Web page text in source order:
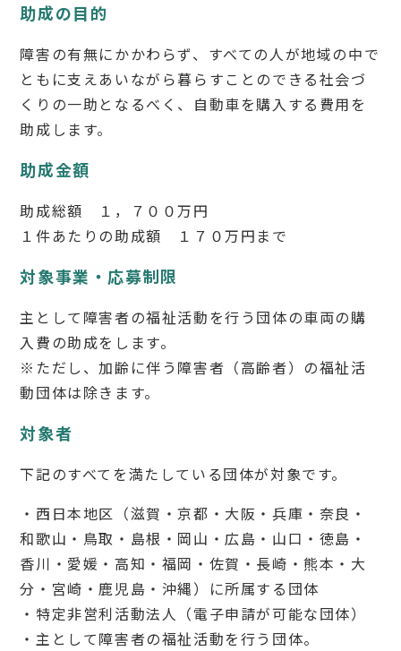
助成の目的
障害の有無にかかわらず、すべての人が地域の中で
ともに支えあいながら暮らすことのできる社会づ
くりの一助となるべく、自動車を購入する費用を
助成します。
助成金額
助成総額 １，７００万円
１件あたりの助成額 １７０万円まで
対象事業・応募制限
主として障害者の福祉活動を行う団体の車両の購
入費の助成をします。
※ただし、加齢に伴う障害者（高齢者）の福祉活
動団体は除きます。
対象者
下記のすべてを満たしている団体が対象です。
・西日本地区（滋賀・京都・大阪・兵庫・奈良・
和歌山・鳥取・島根・岡山・広島・山口・徳島・
香川・愛媛・高知・福岡・佐賀・長崎・熊本・大
分・宮崎・鹿児島・沖縄）に所属する団体
・特定非営利活動法人（電子申請が可能な団体）
・主として障害者の福祉活動を行う団体。